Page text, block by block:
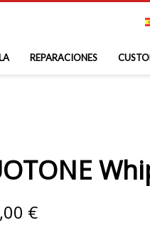
REPARACIONES
€